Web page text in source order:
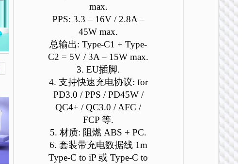
max.
PPS: 3.3 – 16V / 2.8A –
45W max.
总输出: Type-C1 + Type-
C2 = 5V / 3A – 15W max.
3. EU插脚.
4. 支持快速充电协议: for
PD3.0 / PPS / PD45W /
QC4+ / QC3.0 / AFC /
FCP 等.
5. 材质: 阻燃 ABS + PC.
6. 套装带充电数据线 1m
Type-C to iP 或 Type-C to